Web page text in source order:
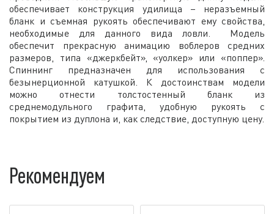
обеспечивает конструкция удилища – неразъемный
бланк и съемная рукоять обеспечивают ему свойства,
необходимые для данного вида ловли. Модель
обеспечит прекрасную анимацию воблеров средних
размеров, типа «джеркбейт», «уолкер» или «поппер».
Спиннинг предназначен для использования с
безынерционной катушкой. К достоинствам модели
можно отнести толстостенный бланк из
среднемодульного графита, удобную рукоять с
покрытием из дуплона и, как следствие, доступную цену.
Рекомендуем